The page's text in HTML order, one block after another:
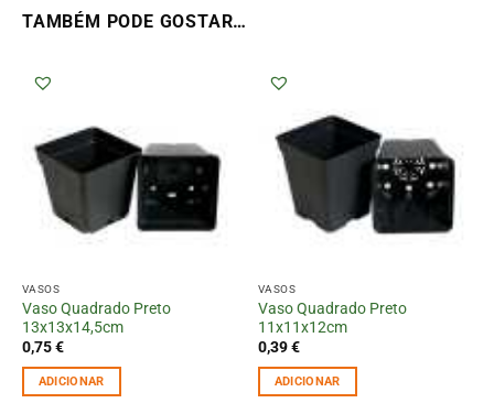
TAMBÉM PODE GOSTAR…
VASOS
Vaso Quadrado Preto
13x13x14,5cm
0,75€
ADICIONAR
VASOS
Vaso Quadrado Preto
11x11x12cm
0,39€
ADICIONAR